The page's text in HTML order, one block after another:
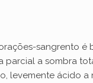
sangrento é
parcial a sombra
levemente ácido a